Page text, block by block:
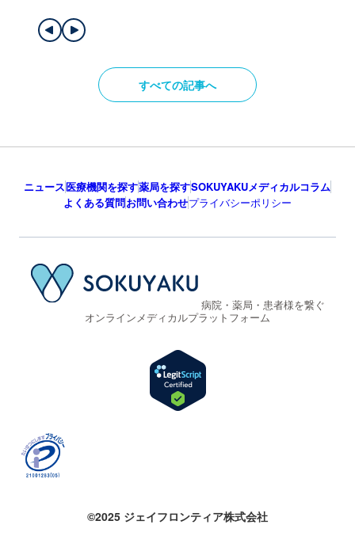
すべての記事へ
ニュース医療機関を探す薬局を探すSOKUYAKUメディカルコラム
よくある質問お問い合わせプライバシーポリシー
病院・薬局・患者様を繋ぐ
オンラインメディカルプラットフォーム
©2025 ジェイフロンティア株式会社